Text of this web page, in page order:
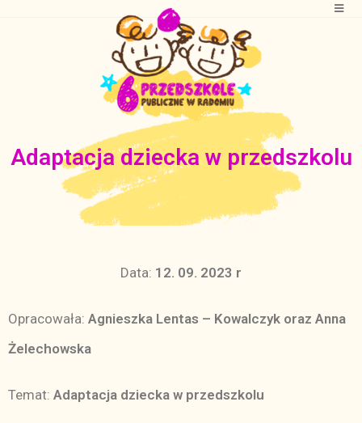
Adaptacja dziecka w przedszkolu
Data: 12. 09. 2023 r
Opracowała: Agnieszka Lentas – Kowalczyk oraz Anna
Żelechowska
Temat: Adaptacja dziecka w przedszkolu